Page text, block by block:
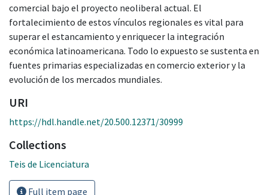
comercial bajo el proyecto neoliberal actual. El
fortalecimiento de estos vínculos regionales es vital para
superar el estancamiento y enriquecer la integración
económica latinoamericana. Todo lo expuesto se sustenta en
fuentes primarias especializadas en comercio exterior y la
evolución de los mercados mundiales.
URI
https://hdl.handle.net/20.500.12371/30999
Collections
Teis de Licenciatura
Full item page